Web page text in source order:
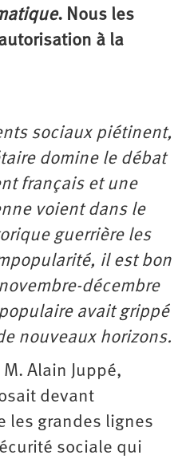
. Nous les
à la
sociaux piétinent,
domine le débat
français et une
voient dans le
guerrière les
il est bon
décembre
avait grippé
nouveaux horizons.
Alain Juppé,
devant
les grandes lignes
sociale qui